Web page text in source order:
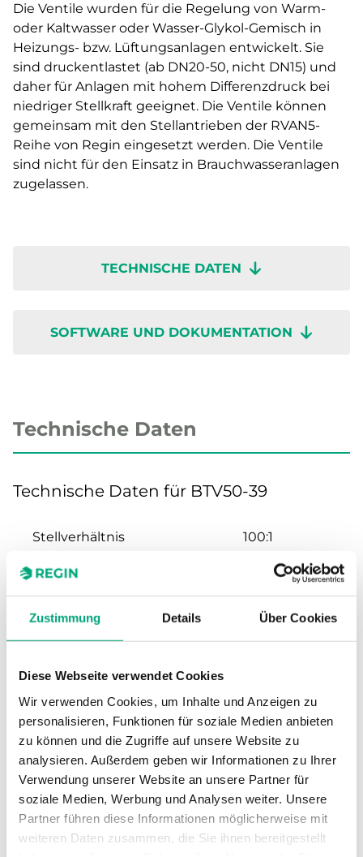
Zustimmung Details Über Cookies
Diese Webseite verwendet Cookies
Wir verwenden Cookies, um Inhalte und Anzeigen zu
personalisieren, Funktionen für soziale Medien anbieten
zu können und die Zugriffe auf unsere Website zu
analysieren. Außerdem geben wir Informationen zu Ihrer
Verwendung unserer Website an unsere Partner für
soziale Medien, Werbung und Analysen weiter. Unsere
Partner führen diese Informationen möglicherweise mit
weiteren Daten zusammen, die Sie ihnen bereitgestellt
Die Ventile wurden für die Regelung von Warm-
oder Kaltwasser oder Wasser-Glykol-Gemisch in
Heizungs- bzw. Lüftungsanlagen entwickelt. Sie
sind druckentlastet (ab DN20-50, nicht DN15) und
daher für Anlagen mit hohem Differenzdruck bei
niedriger Stellkraft geeignet. Die Ventile können
gemeinsam mit den Stellantrieben der RVAN5-
Reihe von Regin eingesetzt werden. Die Ventile
sind nicht für den Einsatz in Brauchwasseranlagen
zugelassen.
TECHNISCHE DATEN
SOFTWARE UND DOKUMENTATION
Technische Daten
Technische Daten für BTV50-39
Stellverhältnis 100:1
Hub 20 mm
Nennweite DN50
Max. Differenzdruck 1600 kPa
Anschluss G2"
Medientemperatur -5…140 °C
Ventiltyp 2-Wege